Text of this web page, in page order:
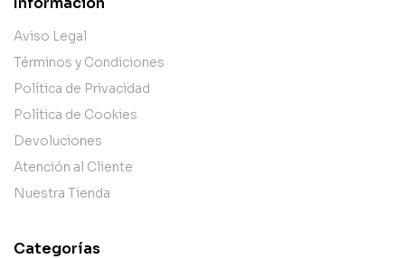
Aviso Legal
Términos y Condiciones
Política de Privacidad
Política de Cookies
Devoluciones
Atención al Cliente
Nuestra Tienda
Categorías